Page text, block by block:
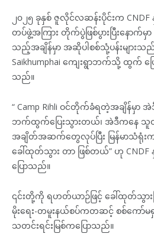
၂၀၂၅ ခုနှစ် ဇူလိုင်လဆန်းပိုင်းက CNDF
တပ်ဖွဲ့အကြား တိုက်ပွဲဖြစ်ပွားပြီးနောက်မှ
သည့်အချိန်မှာ အဆိုပါစစ်သုံ့ပန်းများ
Saikhumphai ကျေးရွာဘက်သို့ ထွက် ပ
သည်။
“ Camp Rihli ဝင်တိုက်ခံရတဲ့အချိန်မှာ
ဘက်ထွက်ပြေးသွားတယ်၊ အဲဒီကနေ
အချိတ်အဆက်တွေလုပ်ပြီး မြန်မာသံရုံ
ခေါ်ထုတ်သွား တာ ဖြစ်တယ်” ဟု CNDF
ပြောသည်။
၎င်းတို့ကို ရဟတ်ယာဉ်ဖြင့် ခေါ်ထုတ်သွား
မိုးရေး-တမူးနယ်စပ်ကတဆင့် စစ်ကော်မ
သတင်းရင်းမြစ်ကပြောသည်။